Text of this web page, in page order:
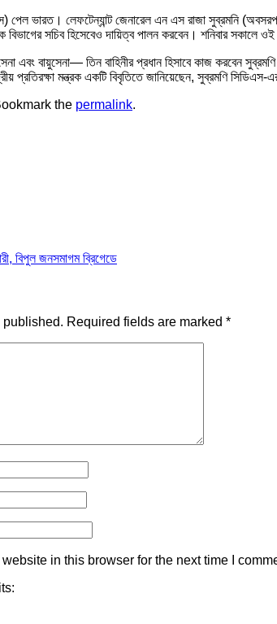
ভারত। লেফটেন্যান্ট জেনারেল এন এস রাজা সুব্রমনি
বিভাগের সচিব হিসেবেও দায়িত্ব পালন করবেন। শনিবার সকালে
এবং বায়ুসেনা— তিন বাহিনীর প্রধান হিসাবে কাজ করবেন
প্রতিরক্ষা মন্ত্রক একটি বিবৃতিতে জানিয়েছেন, সুব্রমণি
the permalink.
বিপুল জনসমাগম ব্রিগেডে
published. Required fields are marked *
in this browser for the next time I